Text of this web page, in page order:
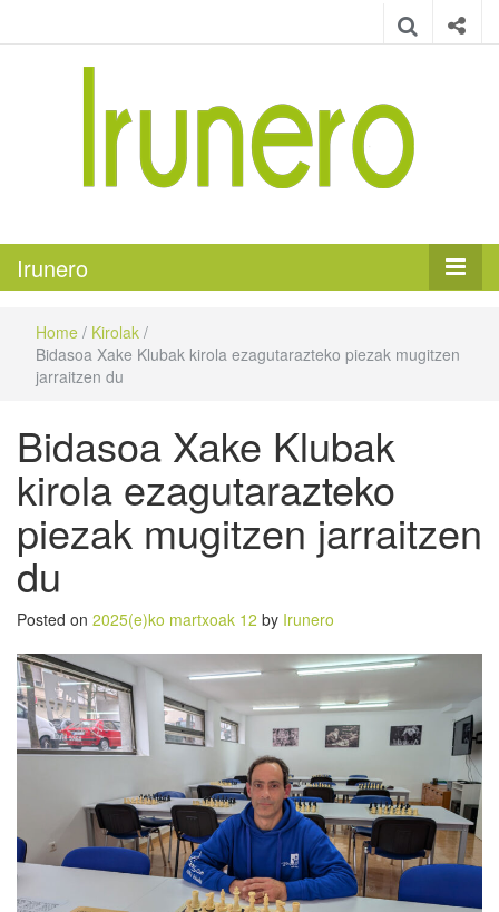
Irunero
Home / Kirolak /
Bidasoa Xake Klubak kirola ezagutarazteko piezak mugitzen
jarraitzen du
Bidasoa Xake Klubak
kirola ezagutarazteko
piezak mugitzen jarraitzen
du
Posted on 2025(e)ko martxoak 12 by Irunero